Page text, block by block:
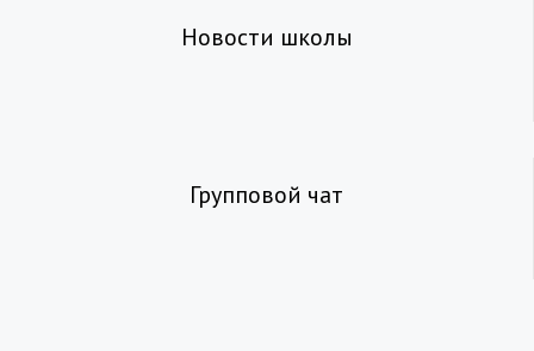
Новости школы
Групповой чат